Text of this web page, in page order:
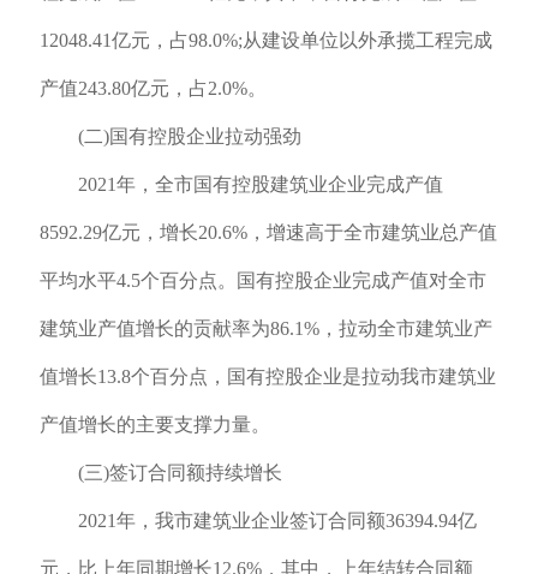
12048.41亿元，占98.0%;从建设单位以外承揽工程完成
产值243.80亿元，占2.0%。
(二)国有控股企业拉动强劲
2021年，全市国有控股建筑业企业完成产值
8592.29亿元，增长20.6%，增速高于全市建筑业总产值
平均水平4.5个百分点。国有控股企业完成产值对全市
建筑业产值增长的贡献率为86.1%，拉动全市建筑业产
值增长13.8个百分点，国有控股企业是拉动我市建筑业
产值增长的主要支撑力量。
(三)签订合同额持续增长
2021年，我市建筑业企业签订合同额36394.94亿
元，比上年同期增长12.6%，其中，上年结转合同额